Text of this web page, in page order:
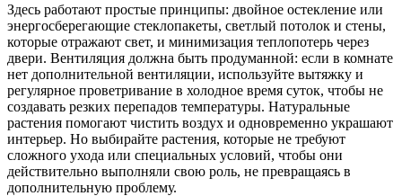
Здесь работают простые принципы: двойное остекление или
энергосберегающие стеклопакеты, светлый потолок и стены,
которые отражают свет, и минимизация теплопотерь через
двери. Вентиляция должна быть продуманной: если в комнате
нет дополнительной вентиляции, используйте вытяжку и
регулярное проветривание в холодное время суток, чтобы не
создавать резких перепадов температуры. Натуральные
растения помогают чистить воздух и одновременно украшают
интерьер. Но выбирайте растения, которые не требуют
сложного ухода или специальных условий, чтобы они
действительно выполняли свою роль, не превращаясь в
дополнительную проблему.